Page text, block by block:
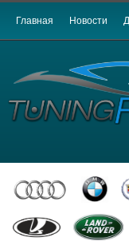
Главная Новости